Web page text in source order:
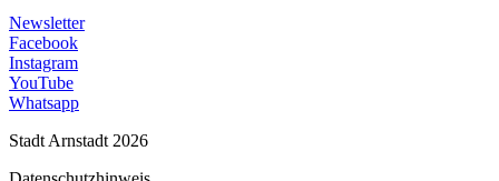
Newsletter
Facebook
Instagram
YouTube
Whatsapp
Stadt Arnstadt 2026